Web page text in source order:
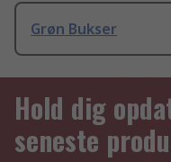
Grøn Bukser
Hold dig
seneste